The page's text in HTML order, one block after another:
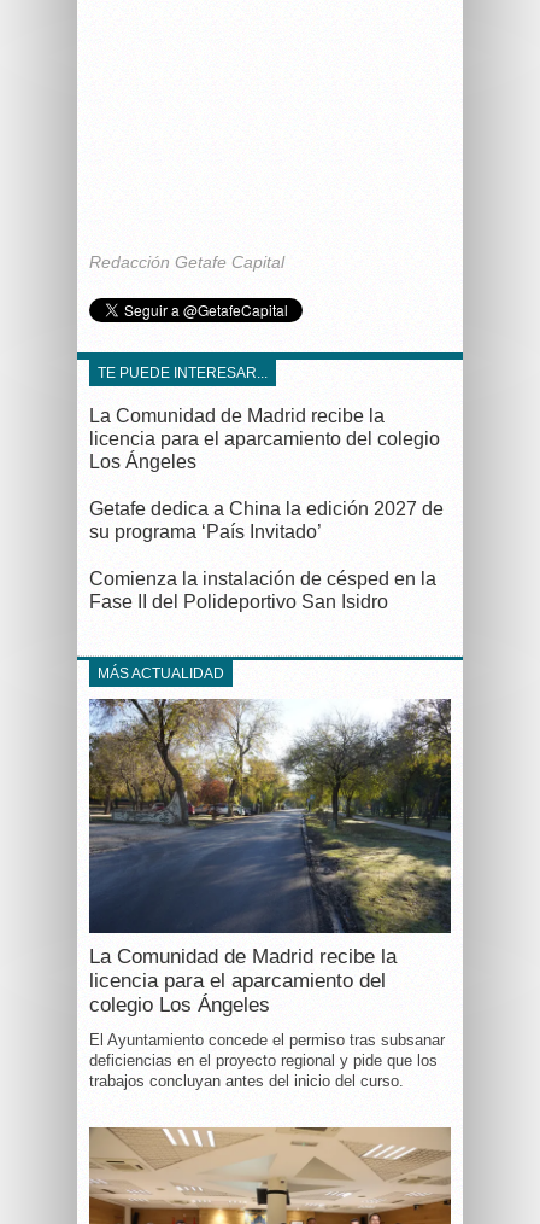
Redacción Getafe Capital
TE PUEDE INTERESAR...
La Comunidad de Madrid recibe la
licencia para el aparcamiento del colegio
Los Ángeles
Getafe dedica a China la edición 2027 de
su programa ‘País Invitado’
Comienza la instalación de césped en la
Fase II del Polideportivo San Isidro
MÁS ACTUALIDAD
La Comunidad de Madrid recibe la
licencia para el aparcamiento del
colegio Los Ángeles
El Ayuntamiento concede el permiso tras subsanar
deficiencias en el proyecto regional y pide que los
trabajos concluyan antes del inicio del curso.